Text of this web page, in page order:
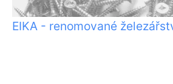
EIKA - renomované